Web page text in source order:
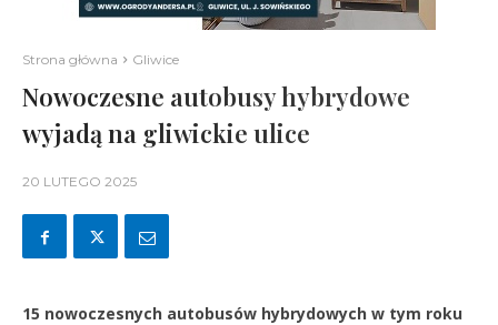
Strona główna Gliwice
Nowoczesne autobusy hybrydowe
wyjadą na gliwickie ulice
20 LUTEGO 2025
15 nowoczesnych autobusów hybrydowych w tym roku